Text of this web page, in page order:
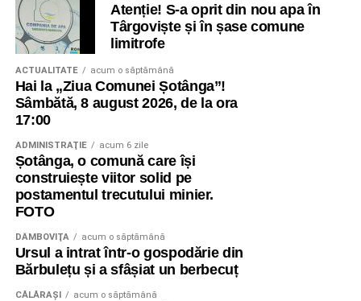
Atenție! S-a oprit din nou apa în
Târgoviște și în șase comune
limitrofe
ACTUALITATE acum o săptămână
Hai la „Ziua Comunei Șotânga”!
Sâmbătă, 8 august 2026, de la ora
17:00
ADMINISTRAŢIE acum 6 zile
Șotânga, o comună care își
construiește viitor solid pe
postamentul trecutului minier.
FOTO
DÂMBOVIŢA acum o săptămână
Ursul a intrat într-o gospodărie din
Bărbulețu și a sfâșiat un berbecuț
CĂLĂRAŞI acum o săptămână